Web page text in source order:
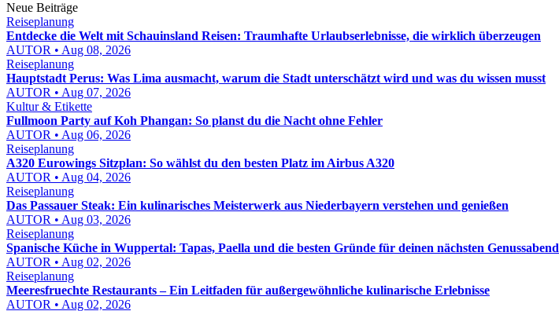
Neue Beiträge
Reiseplanung
Entdecke die Welt mit Schauinsland Reisen: Traumhafte Urlaubserlebnisse, die wirklich überzeugen
AUTOR • Aug 08, 2026
Reiseplanung
Hauptstadt Perus: Was Lima ausmacht, warum die Stadt unterschätzt wird und was du wissen musst
AUTOR • Aug 07, 2026
Kultur & Etikette
Fullmoon Party auf Koh Phangan: So planst du die Nacht ohne Fehler
AUTOR • Aug 06, 2026
Reiseplanung
A320 Eurowings Sitzplan: So wählst du den besten Platz im Airbus A320
AUTOR • Aug 04, 2026
Reiseplanung
Das Passauer Steak: Ein kulinarisches Meisterwerk aus Niederbayern verstehen und genießen
AUTOR • Aug 03, 2026
Reiseplanung
Spanische Küche in Wuppertal: Tapas, Paella und die besten Gründe für deinen nächsten Genussabend
AUTOR • Aug 02, 2026
Reiseplanung
Meeresfruechte Restaurants – Ein Leitfaden für außergewöhnliche kulinarische Erlebnisse
AUTOR • Aug 02, 2026